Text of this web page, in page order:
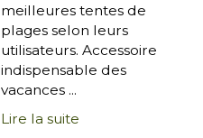
meilleures tentes de
plages selon leurs
utilisateurs. Accessoire
indispensable des
vacances ...
Lire la suite